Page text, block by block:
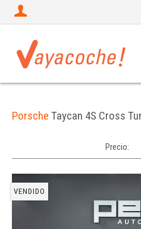
Porsche Taycan 4S Cross
Precio:
VENDIDO